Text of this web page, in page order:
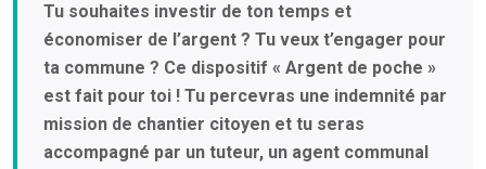
Tu souhaites investir de ton temps et
économiser de l’argent ? Tu veux t’engager pour
ta commune ? Ce dispositif « Argent de poche »
est fait pour toi ! Tu percevras une indemnité par
mission de chantier citoyen et tu seras
accompagné par un tuteur, un agent communal